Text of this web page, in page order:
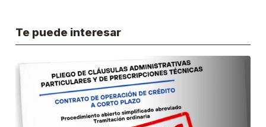
Te puede interesar